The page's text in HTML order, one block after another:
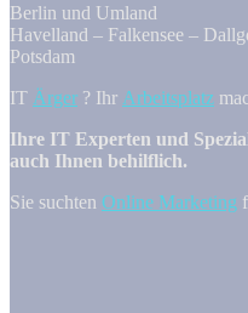
Berlin und Umland
Havelland – Falkensee –
Potsdam
IT Ärger ? Ihr Arbeitsplatz
Ihre IT Experten und
auch Ihnen behilflich.
Sie suchten Online Marketing